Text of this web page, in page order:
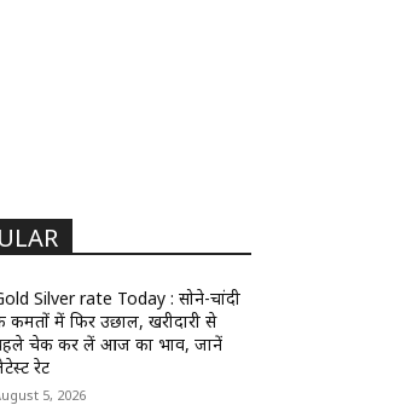
Silver rate Today : सोने-चांदी
कीमतों में फिर उछाल, खरीदारी से
चेक कर लें आज का भाव, जानें
रेट
5, 2026